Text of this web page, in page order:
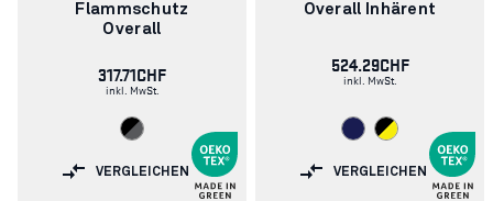
Flammschutz
Overall
317.71CHF
inkl. MwSt.
VERGLEICHEN
Overall Inhärent
524.29CHF
inkl. MwSt.
VERGLEICHEN